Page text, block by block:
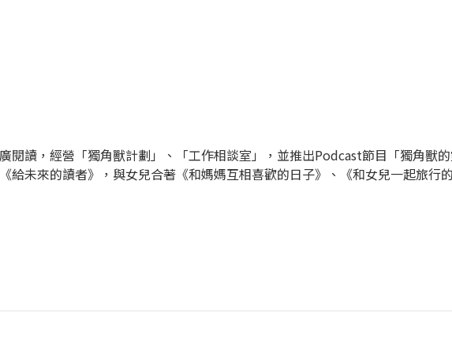
閱讀，經營「獨角獸計劃」、「工作相談室」，並推出Podcast節目「獨角獸
給未來的讀者》，與女兒合著《和媽媽互相喜歡的日子》、《和女兒一起旅行